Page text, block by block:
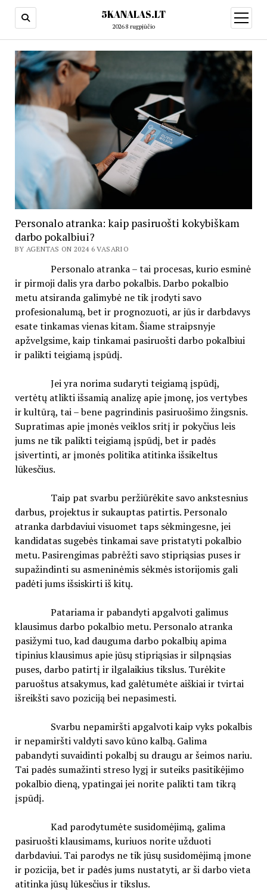
5KANALAS.LT
2026 8 rugpjūčio
open
menu
Personalo atranka: kaip pasiruošti kokybiškam
darbo pokalbiui?
BY AGENTAS ON 2024 6 VASARIO
Personalo atranka – tai procesas, kurio esminė
ir pirmoji dalis yra darbo pokalbis. Darbo pokalbio
metu atsiranda galimybė ne tik įrodyti savo
profesionalumą, bet ir prognozuoti, ar jūs ir darbdavys
esate tinkamas vienas kitam. Šiame straipsnyje
apžvelgsime, kaip tinkamai pasiruošti darbo pokalbiui
ir palikti teigiamą įspūdį.
Jei yra norima sudaryti teigiamą įspūdį,
vertėtų atlikti išsamią analizę apie įmonę, jos vertybes
ir kultūrą, tai – bene pagrindinis pasiruošimo žingsnis.
Supratimas apie įmonės veiklos sritį ir pokyčius leis
jums ne tik palikti teigiamą įspūdį, bet ir padės
įsivertinti, ar įmonės politika atitinka išsikeltus
lūkesčius.
Taip pat svarbu peržiūrėkite savo ankstesnius
darbus, projektus ir sukauptas patirtis. Personalo
atranka darbdaviui visuomet taps sėkmingesne, jei
kandidatas sugebės tinkamai save pristatyti pokalbio
metu. Pasirengimas pabrėžti savo stipriąsias puses ir
supažindinti su asmeninėmis sėkmės istorijomis gali
padėti jums išsiskirti iš kitų.
Patariama ir pabandyti apgalvoti galimus
klausimus darbo pokalbio metu. Personalo atranka
pasižymi tuo, kad dauguma darbo pokalbių apima
tipinius klausimus apie jūsų stipriąsias ir silpnąsias
puses, darbo patirtį ir ilgalaikius tikslus. Turėkite
paruoštus atsakymus, kad galėtumėte aiškiai ir tvirtai
išreikšti savo poziciją bei nepasimesti.
Svarbu nepamiršti apgalvoti kaip vyks pokalbis
ir nepamiršti valdyti savo kūno kalbą. Galima
pabandyti suvaidinti pokalbį su draugu ar šeimos nariu.
Tai padės sumažinti streso lygį ir suteiks pasitikėjimo
pokalbio dieną, ypatingai jei norite palikti tam tikrą
įspūdį.
Kad parodytumėte susidomėjimą, galima
pasiruošti klausimams, kuriuos norite užduoti
darbdaviui. Tai parodys ne tik jūsų susidomėjimą įmone
ir pozicija, bet ir padės jums nustatyti, ar ši darbo vieta
atitinka jūsų lūkesčius ir tikslus.